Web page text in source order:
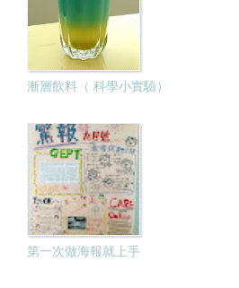
漸層飲料（ 科學小實驗）
第一次做海報就上手